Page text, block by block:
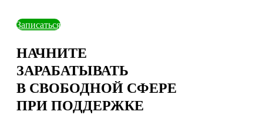
Записаться
НАЧНИТЕ
ЗАРАБАТЫВАТЬ
В СВОБОДНОЙ СФЕРЕ
ПРИ ПОДДЕРЖКЕ